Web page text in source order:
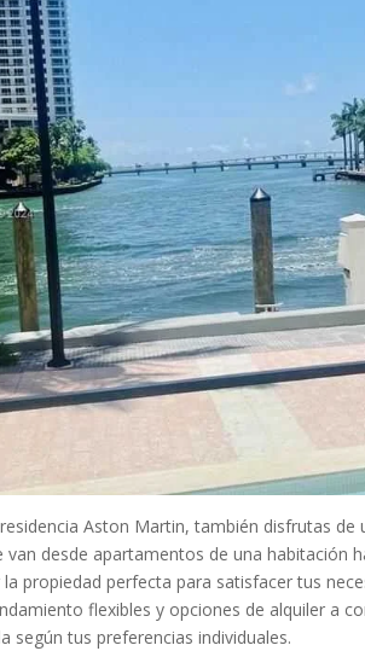
Aston Martin, también disfrutas
van desde apartamentos de una habitación
propiedad perfecta para satisfacer tus
flexibles y opciones de alquiler a
según tus preferencias individuales.